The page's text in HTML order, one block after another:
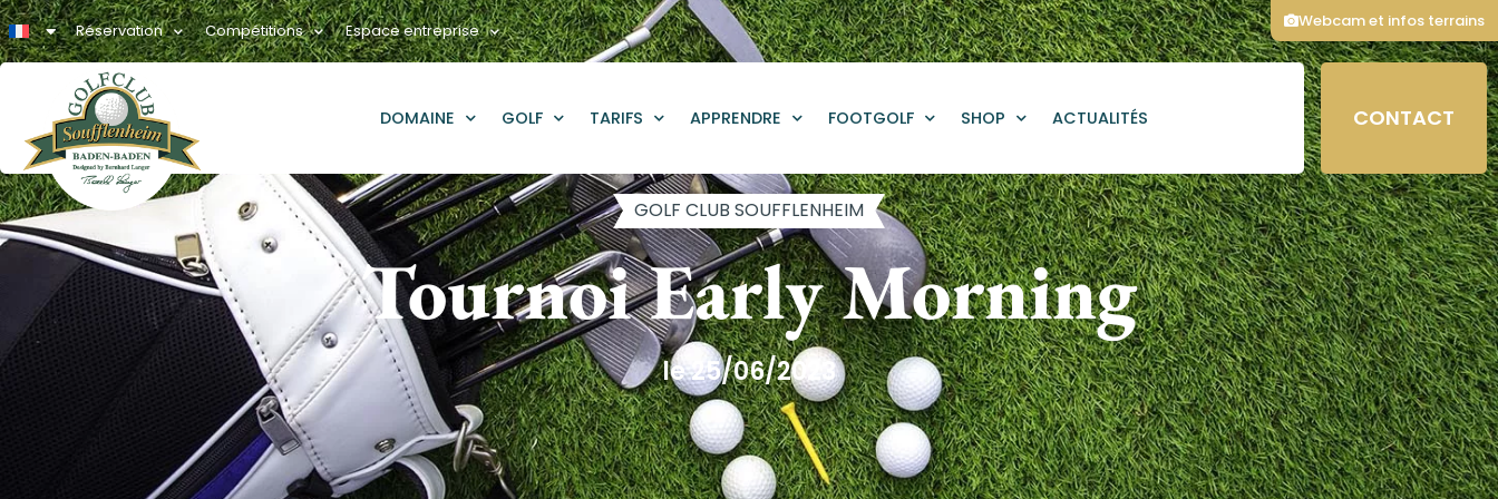
Réservation Compétitions Espace entreprise
DOMAINE GOLF TARIFS APPRENDRE FOOTGOLF SHOP ACTUALITÉS CONTACT
GOLF CLUB SOUFFLENHEIM
Tournoi Early Morning
le 25/06/2023
Webcam et infos terrains